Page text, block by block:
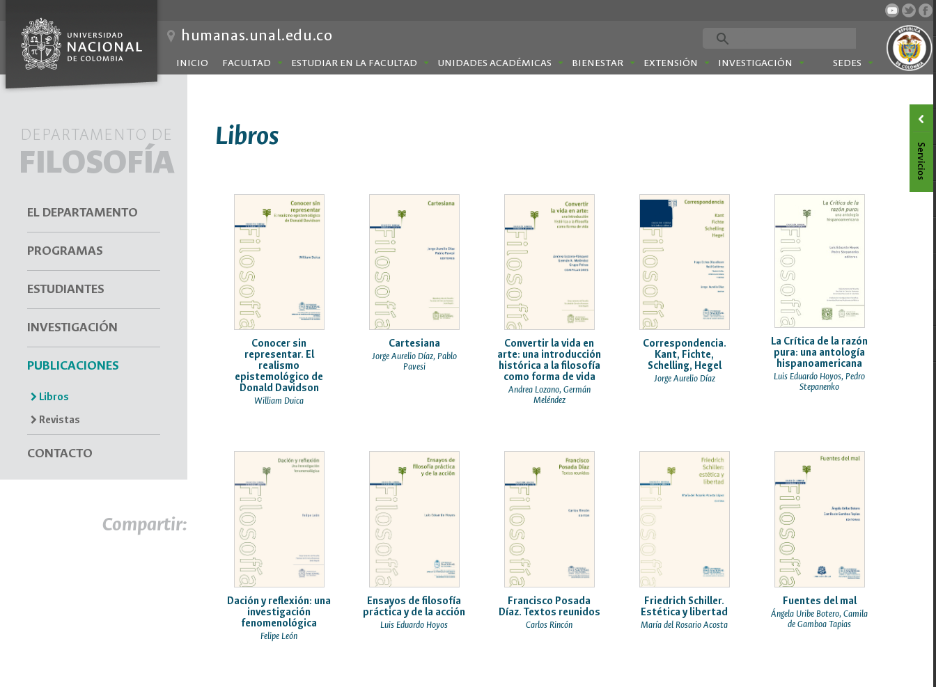
humanas.unal.edu.co
INICIO FACULTAD ESTUDIAR EN LA FACULTAD UNIDADES ACADÉMICAS BIENESTAR EXTENSIÓN INVESTIGACIÓN SEDES
DEPARTAMENTO DE
FILOSOFÍA
EL DEPARTAMENTO
PROGRAMAS
ESTUDIANTES
INVESTIGACIÓN
PUBLICACIONES
Libros
Revistas
CONTACTO
Compartir:
Libros
Conocer sin
representar. El
realismo
epistemológico de
Donald Davidson
William Duica
Cartesiana
Jorge Aurelio Díaz, Pablo
Pavesi
Convertir la vida en
arte: una introducción
histórica a la filosofía
como forma de vida
Andrea Lozano, Germán
Meléndez
Correspondencia.
Kant, Fichte,
Schelling, Hegel
Jorge Aurelio Díaz
La Crítica de la razón
pura: una antología
hispanoamericana
Luis Eduardo Hoyos, Pedro
Stepanenko
Dación y reflexión: una
investigación
fenomenológica
Felipe León
Ensayos de filosofía
práctica y de la acción
Luis Eduardo Hoyos
Francisco Posada
Díaz. Textos reunidos
Carlos Rincón
Friedrich Schiller.
Estética y libertad
María del Rosario Acosta
Fuentes del mal
Ángela Uribe Botero, Camila
de Gamboa Tapias